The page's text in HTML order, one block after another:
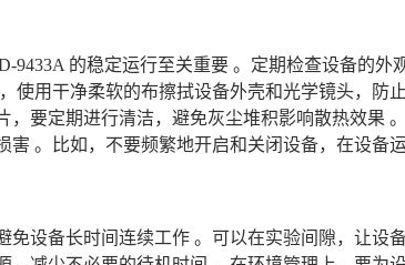
9433A 的稳定运行至关重要 。定期检查设备的
使用干净柔软的布擦拭设备外壳和光学镜头，防
，要定期进行清洁，避免灰尘堆积影响散热效果
害 。比如，不要频繁地开启和关闭设备，在设备
免设备长时间连续工作 。可以在实验间隙，让设